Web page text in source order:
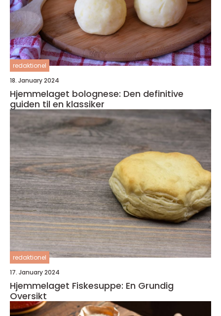
redaktionel
18. January 2024
Hjemmelaget bolognese: Den definitive
guiden til en klassiker
redaktionel
17. January 2024
Hjemmelaget Fiskesuppe: En Grundig
Oversikt